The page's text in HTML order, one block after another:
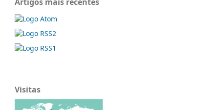
Visitas